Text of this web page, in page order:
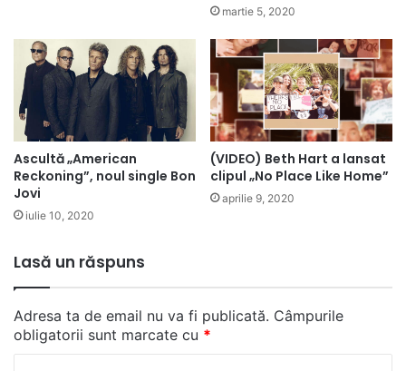
martie 5, 2020
Ascultă „American
Reckoning”, noul single Bon
Jovi
iulie 10, 2020
(VIDEO) Beth Hart a lansat
clipul „No Place Like Home”
aprilie 9, 2020
Lasă un răspuns
Adresa ta de email nu va fi publicată. Câmpurile
obligatorii sunt marcate cu *